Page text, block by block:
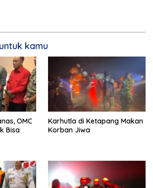
kamu
OMC
Bisa
Karhutla di Ketapang Makan
Korban Jiwa